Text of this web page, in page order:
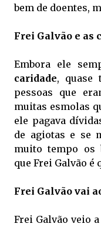
bem de doentes,
Frei Galvão e as
Embora ele
caridade, quase
pessoas que
muitas esmolas
ele pagava
de agiotas e se
muito tempo os
que Frei Galvão é
Frei Galvão vai
Frei Galvão veio